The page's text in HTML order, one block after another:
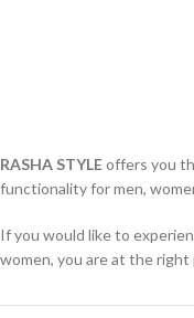
RASHA STYLEoffers you
functionality for men,
If you would like to
women, you are at the right